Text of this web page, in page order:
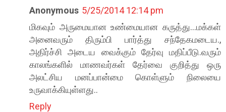
Anonymous 5/25/2014 12:14 pm
மிகவும் அருமையான உண்மையான‌ கருத்து...மக்கள்
அனைவரும் திரும்பி பார்த்து சந்தேகமடைய.,
அதிர்ச்சி அடைய‌ வைக்கும் தேர்வு மதிப்பீடு.வரும்
காலங்களில் மாணவ‌ர்கள் தேர்வை குறித்து ஒரு
அலட்சிய மனப்பான்மை கொள்ளும் நிலையை
உருவாக்கியுள்ளது..
Reply